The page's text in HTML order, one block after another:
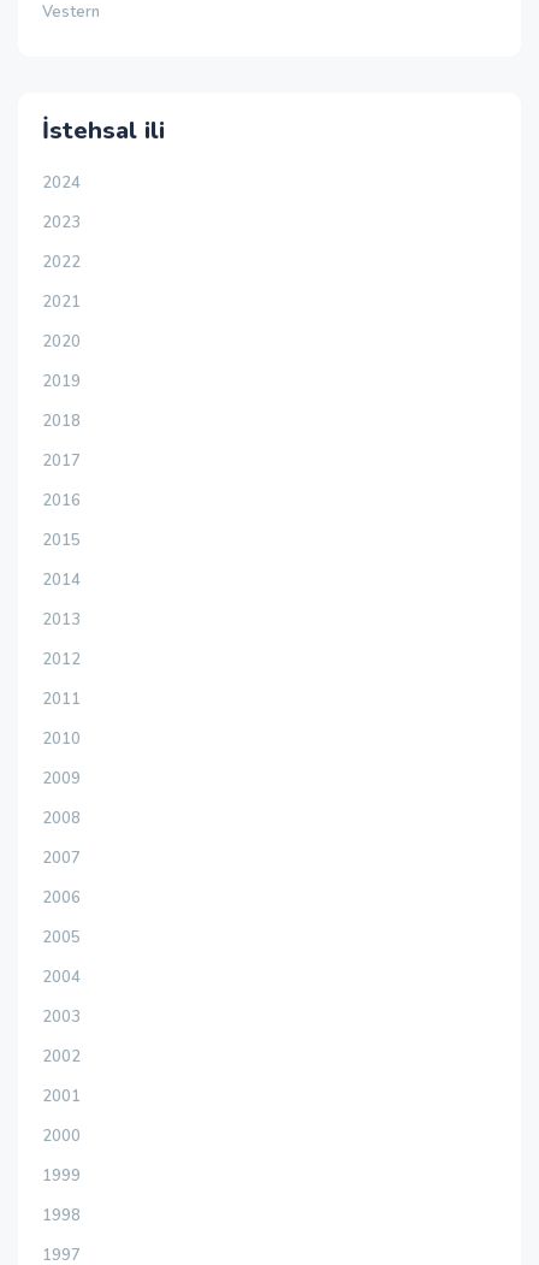
Vestern
İstehsal ili
2024
2023
2022
2021
2020
2019
2018
2017
2016
2015
2014
2013
2012
2011
2010
2009
2008
2007
2006
2005
2004
2003
2002
2001
2000
1999
1998
1997